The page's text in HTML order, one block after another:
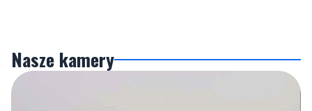
Nasze kamery